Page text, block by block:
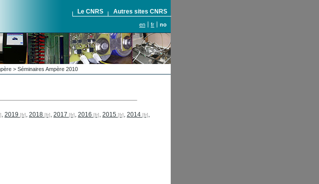
Le CNRS Autres sites CNRS
en fr no
> Séminaires Ampère 2010
, 2019 , 2018 , 2017 , 2016 , 2015 , 2014
,